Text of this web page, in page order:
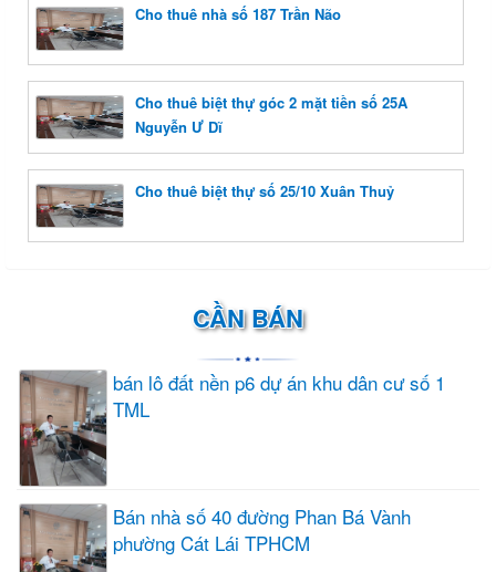
Cho thuê nhà số 187 Trần Não
Cho thuê biệt thự góc 2 mặt tiền số 25A
Nguyễn Ư Dĩ
Cho thuê biệt thự số 25/10 Xuân Thuỷ
CẦN BÁN
bán lô đất nền p6 dự án khu dân cư số 1
TML
Bán nhà số 40 đường Phan Bá Vành
phường Cát Lái TPHCM